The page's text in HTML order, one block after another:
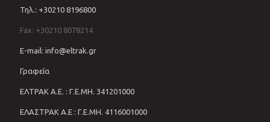
Τηλ.: +30210 8196800
Fax: +30210 8078214
E-mail: info@eltrak.gr
Γραφεία
ΕΛΤΡΑΚ Α.Ε. : Γ.Ε.ΜΗ. 341201000
ΕΛΑΣΤΡΑΚ Α.Ε : Γ.Ε.ΜΗ. 4116001000